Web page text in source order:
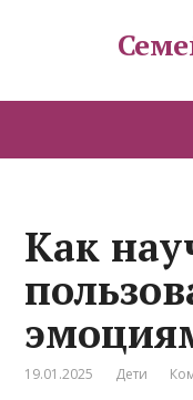
Как
19.01.2025 Дети